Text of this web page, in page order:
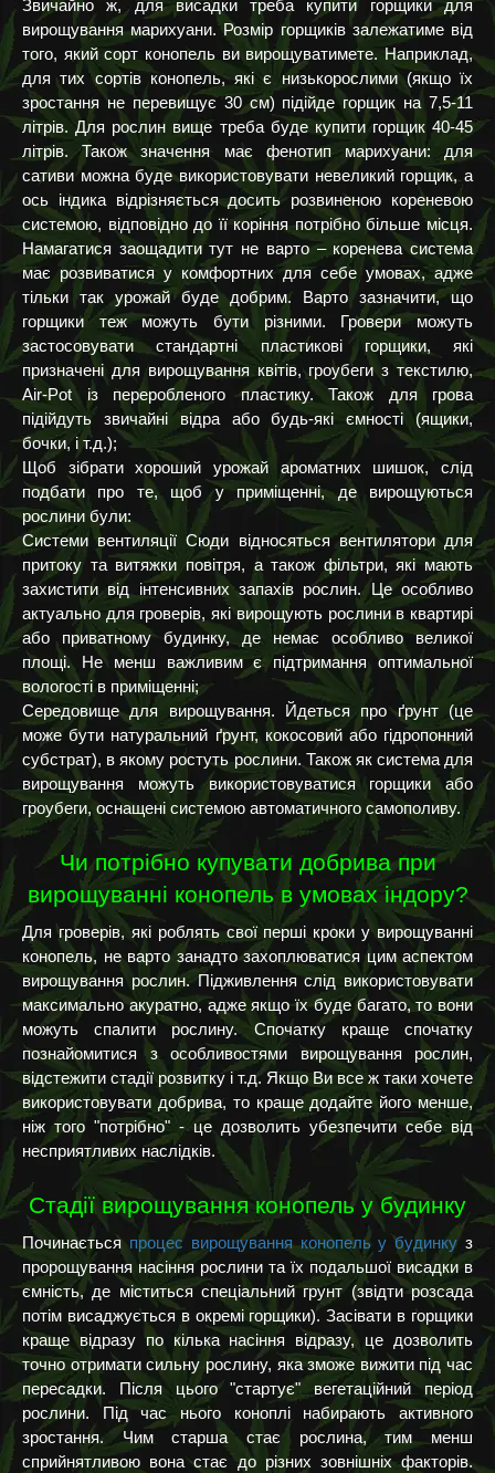
Звичайно ж, для висадки треба купити горщики для
вирощування марихуани. Розмір горщиків залежатиме від
того, який сорт конопель ви вирощуватимете. Наприклад,
для тих сортів конопель, які є низькорослими (якщо їх
зростання не перевищує 30 см) підійде горщик на 7,5-11
літрів. Для рослин вище треба буде купити горщик 40-45
літрів. Також значення має фенотип марихуани: для
сативи можна буде використовувати невеликий горщик, а
ось індика відрізняється досить розвиненою кореневою
системою, відповідно до її коріння потрібно більше місця.
Намагатися заощадити тут не варто – коренева система
має розвиватися у комфортних для себе умовах, адже
тільки так урожай буде добрим. Варто зазначити, що
горщики теж можуть бути різними. Гровери можуть
застосовувати стандартні пластикові горщики, які
призначені для вирощування квітів, гроубеги з текстилю,
Air-Pot із переробленого пластику. Також для грова
підійдуть звичайні відра або будь-які ємності (ящики,
бочки, і т.д.);
Щоб зібрати хороший урожай ароматних шишок, слід
подбати про те, щоб у приміщенні, де вирощуються
рослини були:
Системи вентиляції Сюди відносяться вентилятори для
притоку та витяжки повітря, а також фільтри, які мають
захистити від інтенсивних запахів рослин. Це особливо
актуально для гроверів, які вирощують рослини в квартирі
або приватному будинку, де немає особливо великої
площі. Не менш важливим є підтримання оптимальної
вологості в приміщенні;
Середовище для вирощування. Йдеться про ґрунт (це
може бути натуральний ґрунт, кокосовий або гідропонний
субстрат), в якому ростуть рослини. Також як система для
вирощування можуть використовуватися горщики або
гроубеги, оснащені системою автоматичного самополиву.
Чи потрібно купувати добрива при
вирощуванні конопель в умовах індору?
Для гроверів, які роблять свої перші кроки у вирощуванні
конопель, не варто занадто захоплюватися цим аспектом
вирощування рослин. Підживлення слід використовувати
максимально акуратно, адже якщо їх буде багато, то вони
можуть спалити рослину. Спочатку краще спочатку
познайомитися з особливостями вирощування рослин,
відстежити стадії розвитку і т.д. Якщо Ви все ж таки хочете
використовувати добрива, то краще додайте його менше,
ніж того "потрібно" - це дозволить убезпечити себе від
несприятливих наслідків.
Стадії вирощування конопель у будинку
Починається процес вирощування конопель у будинкуз
пророщування насіння рослини та їх подальшої висадки в
ємність, де міститься спеціальний грунт (звідти розсада
потім висаджується в окремі горщики). Засівати в горщики
краще відразу по кілька насіння відразу, це дозволить
точно отримати сильну рослину, яка зможе вижити під час
пересадки. Після цього "стартує" вегетаційний період
рослини. Під час нього коноплі набирають активного
зростання. Чим старша стає рослина, тим менш
сприйнятливою вона стає до різних зовнішніх факторів.